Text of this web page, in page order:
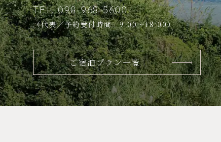
TEL.098-968-5600
（代表／予約受付時間 9:00～18:00）
ご宿泊プラン一覧